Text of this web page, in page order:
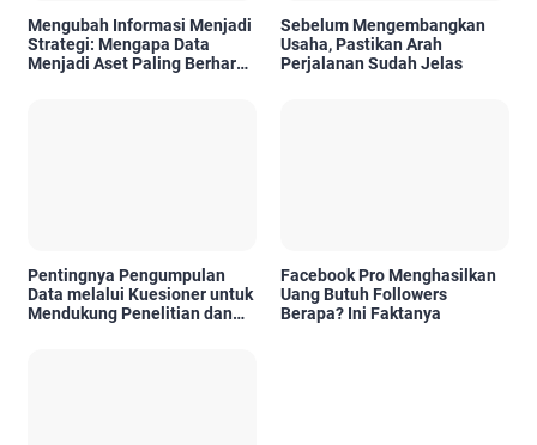
Mengubah Informasi Menjadi
Strategi: Mengapa Data
Menjadi Aset Paling Berharga
Sebelum Mengembangkan
Usaha, Pastikan Arah
Perjalanan Sudah Jelas
Pentingnya Pengumpulan
Data melalui Kuesioner untuk
Mendukung Penelitian dan
Facebook Pro Menghasilkan
Uang Butuh Followers
Berapa? Ini Faktanya